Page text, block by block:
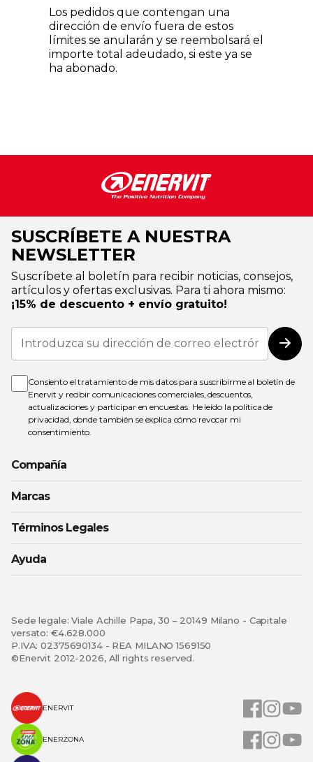
Los pedidos que contengan una
dirección de envío fuera de estos
límites se anularán y se reembolsará el
importe total adeudado, si este ya se
ha abonado.
SUSCRÍBETE A NUESTRA
NEWSLETTER
Suscríbete al boletín para recibir noticias, consejos,
artículos y ofertas exclusivas. Para ti ahora mismo:
¡15% de descuento + envío gratuito!
Inscríbase
nuestro
de
noticias:
Consiento el tratamiento de mis datos para suscribirme al boletín de
Enervit y recibir comunicaciones comerciales, descuentos,
actualizaciones y participar en encuestas. He leído la política de
privacidad , donde también se explica cómo revocar mi
consentimiento.
Compañía
Marcas
Términos Legales
Ayuda
Sede legale: Viale Achille Papa, 30 – 20149 Milano - Capitale
versato: €4.628.000
P.IVA: 02375690134 - REA MILANO 1569150
©Enervit 2012-2026, All rights reserved.
ENERVIT
ENERZONA